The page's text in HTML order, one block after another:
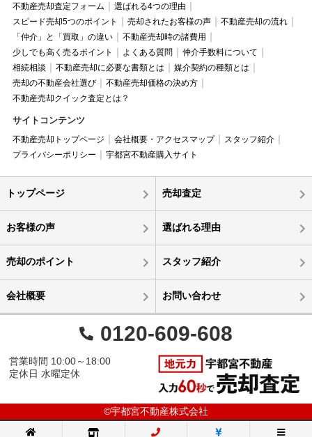
不動産売却査定フォーム
選ばれる4つの理由
スピード売却5つのポイント
売却されたお客様の声
不動産売却の流れ
「仲介」と「買取」の違い
不動産売却時の諸費用
少しでも高く売るポイント
よくある質問
仲介手数料について
相続相談
不動産売却に必要な書類とは
媒介契約の種類とは
売却の不動産会社選び
不動産売却価格の決め方
不動産売却クイック査定とは？
サイトコンテンツ
不動産売却トップページ 会社概要・アクセスマップ
スタッフ紹介
プライバシーポリシー
宇都宮不動産購入サイト
トップページ 売却査定
お客様の声 選ばれる理由
売却のポイント スタッフ紹介
会社概要 お問い合わせ
0120-609-608
営業時間 10:00～18:00
定休日 水曜定休
©宇都宮不動産株式会社